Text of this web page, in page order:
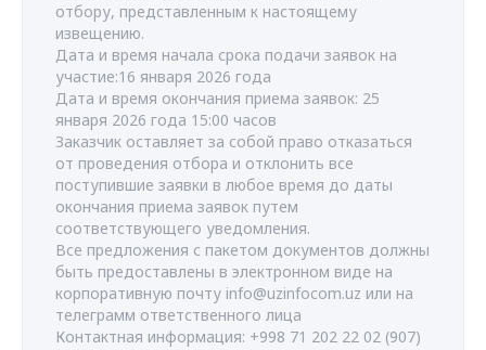
отбору, представленным к настоящему
извещению.
Дата и время начала срока подачи заявок на
участие:16 января 2026 года
Дата и время окончания приема заявок: 25
января 2026 года 15:00 часов
Заказчик оставляет за собой право отказаться
от проведения отбора и отклонить все
поступившие заявки в любое время до даты
окончания приема заявок путем
соответствующего уведомления.
Все предложения с пакетом документов должны
быть предоставлены в электронном виде на
корпоративную почту info@uzinfocom.uz или на
телеграмм ответственного лица
Контактная информация: +998 71 202 22 02 (907)